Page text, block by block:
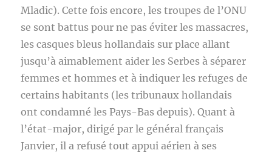
Mladic). Cette fois encore, les troupes de l’ONU
se sont battus pour ne pas éviter les massacres,
les casques bleus hollandais sur place allant
jusqu’à aimablement aider les Serbes à séparer
femmes et hommes et à indiquer les refuges de
certains habitants (les tribunaux hollandais
ont condamné les Pays-Bas depuis). Quant à
l’état-major, dirigé par le général français
Janvier, il a refusé tout appui aérien à ses